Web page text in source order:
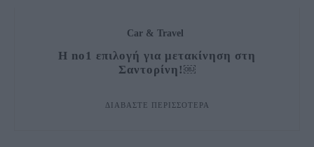
Car & Travel
H no1 επιλογή για μετακίνηση στη
Σαντορίνη!￼
ΔΙΑΒΆΣΤΕ ΠΕΡΙΣΣΌΤΕΡΑ